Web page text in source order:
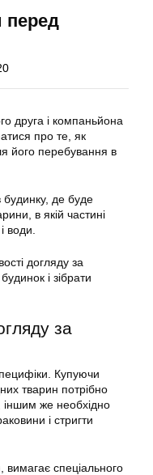
перед
друга і компаньйона
про те, як
його перебування в
будинку, де буде
в якій частині
води.
догляду за
і зібрати
за
Купуючи
тварин потрібно
іншим же необхідно
і стригти
вимагає спеціального